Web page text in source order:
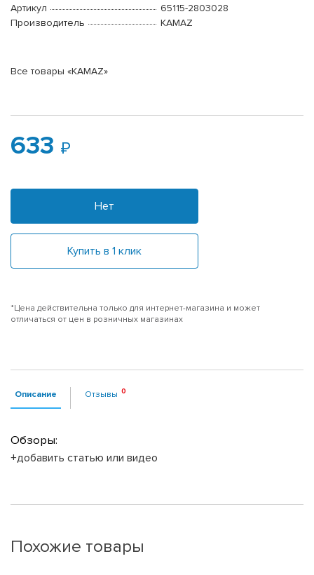
Артикул
65115-2803028
Производитель
KAMAZ
Все товары «KAMAZ»
633
Нет
Купить в 1 клик
*Цена действительна только для интернет-магазина и может
отличаться от цен в розничных магазинах
Описание Отзывы
Обзоры:
+добавить статью или видео
Похожие товары